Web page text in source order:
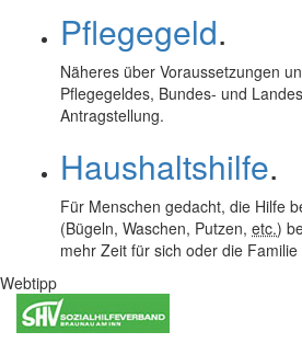
Pflegegeld.
Näheres über Voraussetzungen
Pflegegeldes, Bundes- und
Antragstellung.
Haushaltshilfe.
Für Menschen gedacht, die Hilfe
(Bügeln, Waschen, Putzen, etc.)
mehr Zeit für sich oder die
Webtipp